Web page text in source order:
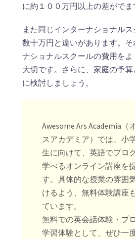
に約１００万円以上の差がでま
また同じインターナショナル
数十万円と違いがあります。
ナショナルスクールの費用を
大切です。さらに、家庭の予
に検討しましょう。
Awesome Ars Academia（
スアカデミア）では、小
生に向けて、英語でプロ
学べるオンライン講座を
す。具体的な授業の雰囲
けるよう、無料体験講座
ています。
無料での英会話体験・プ
学習体験として、ぜひ一